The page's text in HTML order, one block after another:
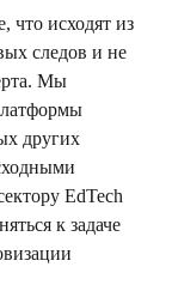
исходят из
следов и не
Мы
других
EdTech
к задаче